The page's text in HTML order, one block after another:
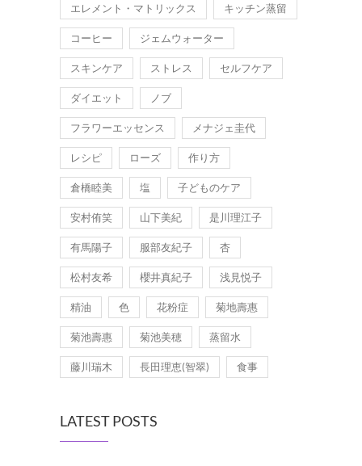
エレメント・マトリックス キッチン蒸留
コーヒー ジェムウォーター
スキンケア ストレス セルフケア
ダイエット ノブ
フラワーエッセンス メナジェ圭代
レシピ ローズ 作り方
倉橋睦美 塩 子どものケア
安村侑笑 山下美紀 是川理江子
有馬陽子 服部友紀子 杏
松村友希 櫻井真紀子 浅見悦子
精油 色 花粉症 菊地壽惠
菊池壽惠 菊池美穂 蒸留水
藤川瑞木 長田理恵(智翠) 食事
LATEST POSTS